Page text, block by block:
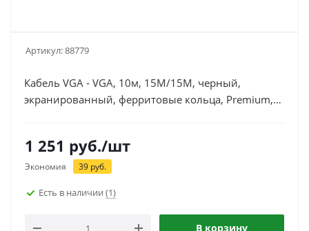
Артикул:88779
Кабель VGA - VGA, 10м, 15M/15M, черный,
экранированный, ферритовые кольца, Premium,
1 251 руб./шт
Экономия 39 руб.
Есть в наличии (1)
В корзину